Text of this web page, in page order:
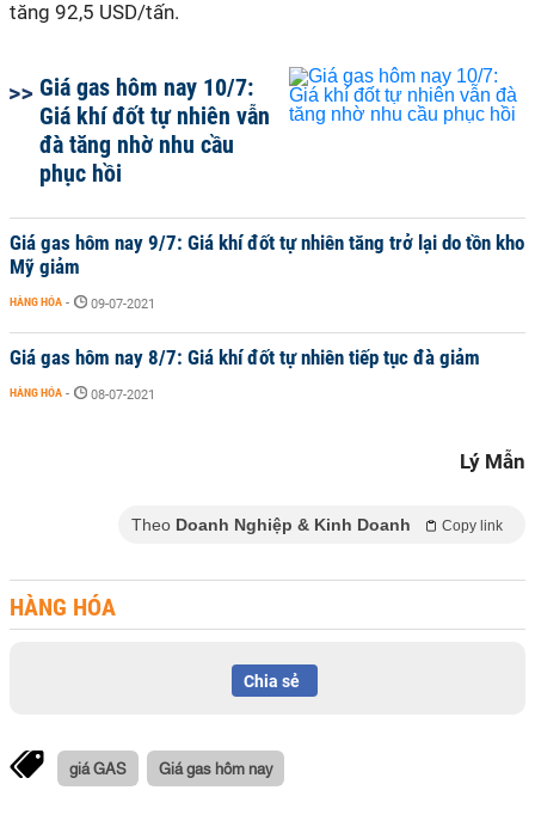
tăng 92,5 USD/tấn.
Giá gas hôm nay 10/7:
Giá khí đốt tự nhiên vẫn
đà tăng nhờ nhu cầu
phục hồi
Giá gas hôm nay 9/7: Giá khí đốt tự nhiên tăng trở lại do tồn kho
Mỹ giảm
HÀNG HÓA - 09-07-2021
Giá gas hôm nay 8/7: Giá khí đốt tự nhiên tiếp tục đà giảm
HÀNG HÓA - 08-07-2021
Lý Mẫn
Theo Doanh Nghiệp & Kinh Doanh Copy link
HÀNG HÓA
Chia sẻ
giá GAS Giá gas hôm nay